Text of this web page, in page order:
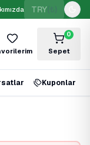
TRY
Sepet
0
Kuponlar